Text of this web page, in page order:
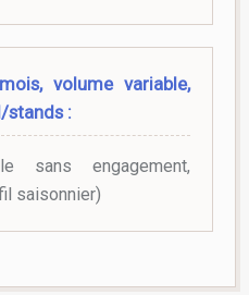
volume variable,
stands :
sans engagement,
saisonnier)